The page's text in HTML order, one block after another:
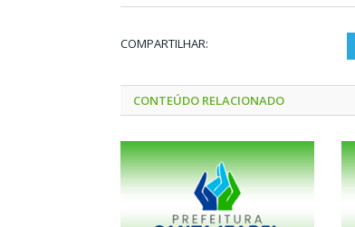
COMPARTILHAR:
CONTEÚDO RELACIONADO